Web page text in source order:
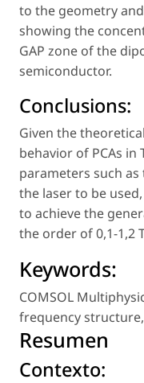
to the geometry
showing the
GAP zone of the
semiconductor.
Conclusions:
Given the
behavior of PCAs
parameters such
the laser to be
to achieve the
the order of 0,1-1,2
Keywords:
COMSOL
frequency structure,
Resumen
Contexto: